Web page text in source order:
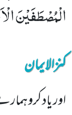
الْمُصْطَفَیْنَ
کنزالایمان
اور یاد کرو